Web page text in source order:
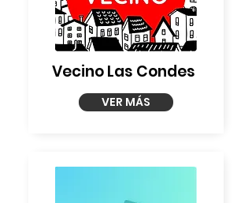
Vecino Las Condes
VER MÁS